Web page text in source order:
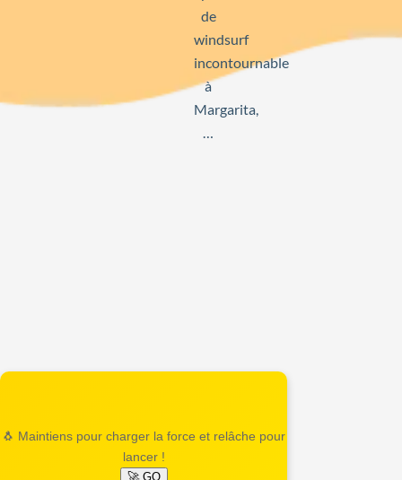
de
windsurf
incontournable
à
Margarita,
…
🐧 Maintiens pour charger la force et relâche pour
lancer !
🚀 GO